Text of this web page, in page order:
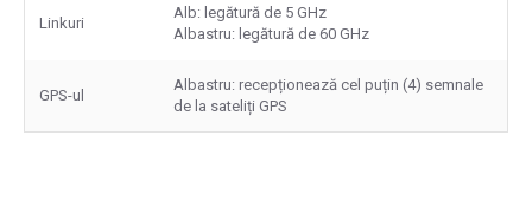
Linkuri
Alb: legătură de 5 GHz
Albastru: legătură de 60 GHz
GPS-ul
Albastru: recepționează cel puțin (4) semnale
de la sateliți GPS